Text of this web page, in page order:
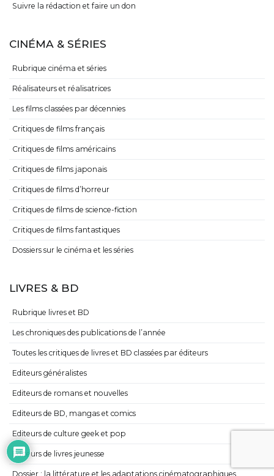
Suivre la rédaction et faire un don
CINÉMA & SÉRIES
Rubrique cinéma et séries
Réalisateurs et réalisatrices
Les films classées par décennies
Critiques de films français
Critiques de films américains
Critiques de films japonais
Critiques de films d’horreur
Critiques de films de science-fiction
Critiques de films fantastiques
Dossiers sur le cinéma et les séries
LIVRES & BD
Rubrique livres et BD
Les chroniques des publications de l’année
Toutes les critiques de livres et BD classées par éditeurs
Editeurs généralistes
Editeurs de romans et nouvelles
Editeurs de BD, mangas et comics
Editeurs de culture geek et pop
Editeurs de livres jeunesse
Dossier : la littérature et les adaptations cinématographiques